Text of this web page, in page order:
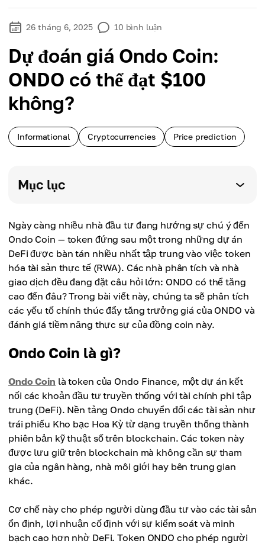
26 tháng 6, 2025 10 bình luận
Dự đoán giá Ondo Coin:
ONDO có thể đạt $100
không?
Informational Cryptocurrencies Price prediction
Mục lục
Ngày càng nhiều nhà đầu tư đang hướng sự chú ý đến
Ondo Coin — token đứng sau một trong những dự án
DeFi được bàn tán nhiều nhất tập trung vào việc token
hóa tài sản thực tế (RWA). Các nhà phân tích và nhà
giao dịch đều đang đặt câu hỏi lớn: ONDO có thể tăng
cao đến đâu? Trong bài viết này, chúng ta sẽ phân tích
các yếu tố chính thúc đẩy tăng trưởng giá của ONDO và
đánh giá tiềm năng thực sự của đồng coin này.
Ondo Coin là gì?
Ondo Coin là token của Ondo Finance, một dự án kết
nối các khoản đầu tư truyền thống với tài chính phi tập
trung (DeFi). Nền tảng Ondo chuyển đổi các tài sản như
trái phiếu Kho bạc Hoa Kỳ từ dạng truyền thống thành
phiên bản kỹ thuật số trên blockchain. Các token này
được lưu giữ trên blockchain mà không cần sự tham
gia của ngân hàng, nhà môi giới hay bên trung gian
khác.
Cơ chế này cho phép người dùng đầu tư vào các tài sản
ổn định, lợi nhuận cố định với sự kiểm soát và minh
bạch cao hơn nhờ DeFi. Token ONDO cho phép người